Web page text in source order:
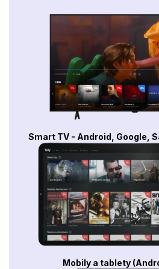
Smart TV - Android, Google,
Mobily a tablety